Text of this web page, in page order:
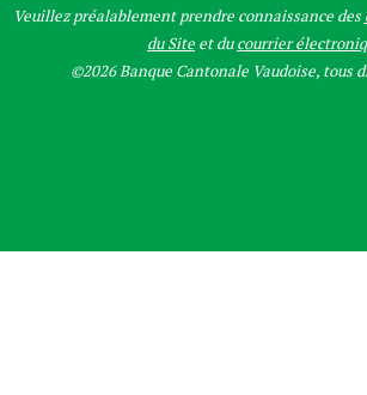
Veuillez préalablement prendre connaissance des
du Site et ducourrier
©2026 Banque Cantonale Vaudoise, tous